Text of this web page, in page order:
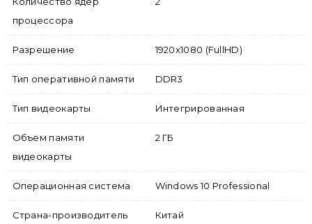
процессора
Разрешение 1920x1080 (FullHD)
Тип оперативной памяти DDR3
Тип видеокарты Интегрированная
Объем памяти
видеокарты
2 ГБ
Операционная система Windows 10 Professional
Страна-производитель Китай